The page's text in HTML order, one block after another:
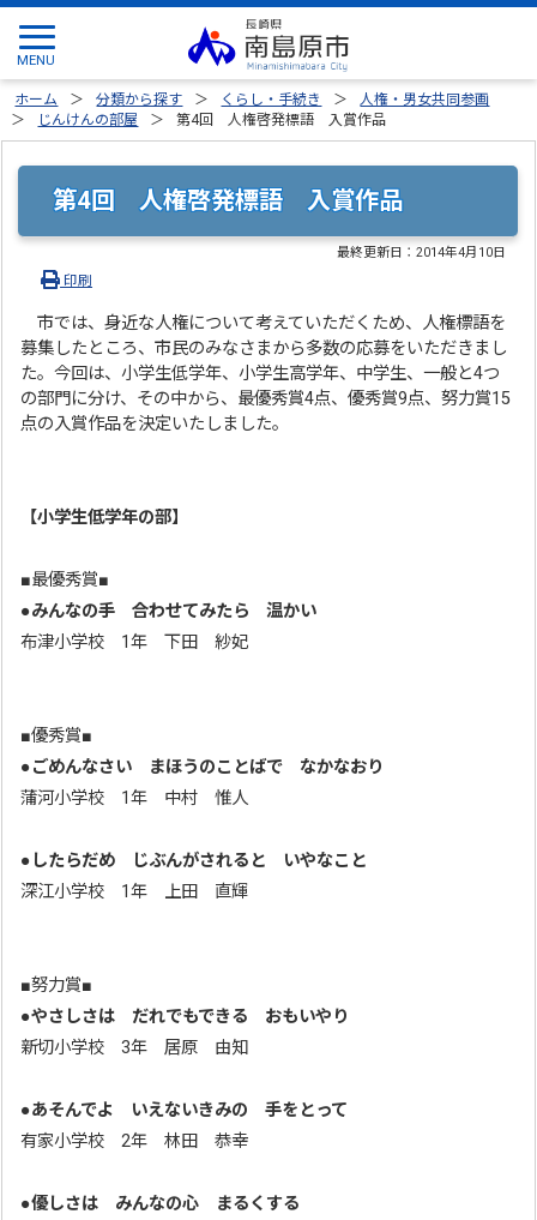
ホーム 分類から探す くらし・手続き
人権・男女共同参画
じんけんの部屋
第4回 人権啓発標語 入賞作品
第4回 人権啓発標語 入賞作品
最終更新日：2014年4月10日
印刷
市では、身近な人権について考えていただくため、人権標語を
募集したところ、市民のみなさまから多数の応募をいただきまし
た。今回は、小学生低学年、小学生高学年、中学生、一般と4つ
の部門に分け、その中から、最優秀賞4点、優秀賞9点、努力賞15
点の入賞作品を決定いたしました。
【小学生低学年の部】
■最優秀賞■
●みんなの手 合わせてみたら 温かい
布津小学校 1年 下田 紗妃
■優秀賞■
●ごめんなさい まほうのことばで なかなおり
蒲河小学校 1年 中村 惟人
● したらだめ じぶんがされると いやなこと
深江小学校 1年 上田 直輝
■努力賞■
●やさしさは だれでもできる おもいやり
新切小学校 3年 居原 由知
●あそんでよ いえないきみの 手をとって
有家小学校 2年 林田 恭幸
●優しさは みんなの心 まるくする